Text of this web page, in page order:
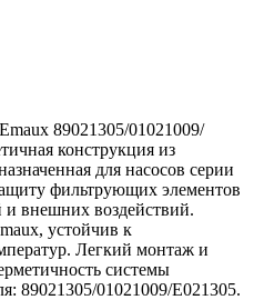
89021305/01021009/
конструкция из
для насосов серии
фильтрующих элементов
внешних воздействий.
устойчив к
Легкий монтаж и
системы
89021305/01021009/Е021305.